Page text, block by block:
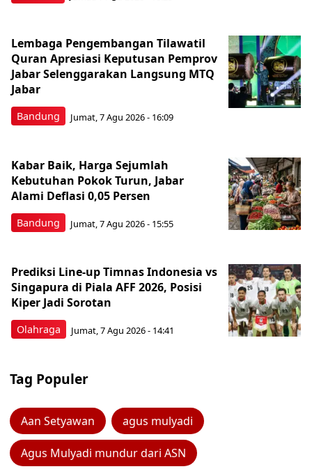
Bandung
Lembaga Pengembangan Tilawatil
Quran Apresiasi Keputusan Pemprov
Jabar Selenggarakan Langsung MTQ
Jabar
Jumat, 7 Agu 2026 - 16:09
Bandung
Kabar Baik, Harga Sejumlah
Kebutuhan Pokok Turun, Jabar
Alami Deflasi 0,05 Persen
Jumat, 7 Agu 2026 - 15:55
Olahraga
Prediksi Line-up Timnas Indonesia vs
Singapura di Piala AFF 2026, Posisi
Kiper Jadi Sorotan
Jumat, 7 Agu 2026 - 14:41
Tag Populer
Aan Setyawan agus mulyadi
Agus Mulyadi mundur dari ASN